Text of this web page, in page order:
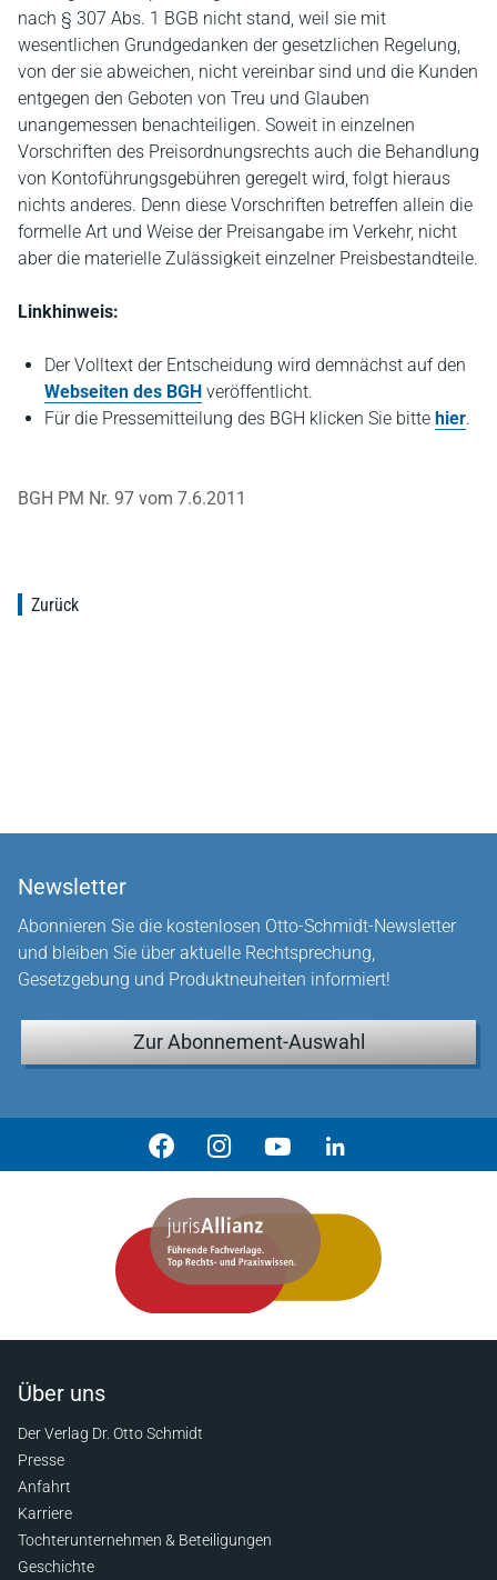
nach § 307 Abs. 1 BGB nicht stand, weil sie mit
wesentlichen Grundgedanken der gesetzlichen Regelung,
von der sie abweichen, nicht vereinbar sind und die Kunden
entgegen den Geboten von Treu und Glauben
unangemessen benachteiligen. Soweit in einzelnen
Vorschriften des Preisordnungsrechts auch die Behandlung
von Kontoführungsgebühren geregelt wird, folgt hieraus
nichts anderes. Denn diese Vorschriften betreffen allein die
formelle Art und Weise der Preisangabe im Verkehr, nicht
aber die materielle Zulässigkeit einzelner Preisbestandteile.
Linkhinweis:
Der Volltext der Entscheidung wird demnächst auf den
Webseiten des BGH veröffentlicht.
Für die Pressemitteilung des BGH klicken Sie bitte hier.
BGH PM Nr. 97 vom 7.6.2011
Zurück
Newsletter
Abonnieren Sie die kostenlosen Otto-Schmidt-Newsletter
und bleiben Sie über aktuelle Rechtsprechung,
Gesetzgebung und Produktneuheiten informiert!
Zur Abonnement-Auswahl
Über uns
Der Verlag Dr. Otto Schmidt
Presse
Anfahrt
Karriere
Tochterunternehmen & Beteiligungen
Geschichte